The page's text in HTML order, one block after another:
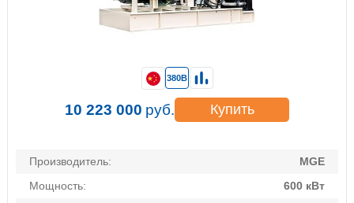
Производитель:
MGE
Мощность:
600 кВт
380В
10 223 000 руб. Купить